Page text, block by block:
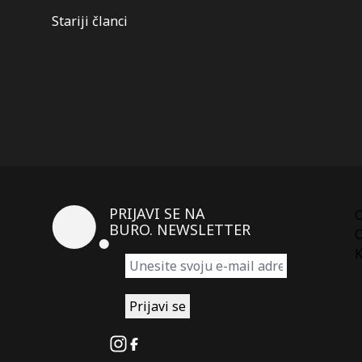
Kretanje
Stariji članci
PRIJAVI SE NA
BURO. NEWSLETTER
Instagram
Facebook